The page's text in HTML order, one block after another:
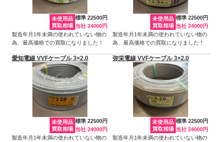
未使用品
買取相場
標準 22500円
当社 24000円
製造年月1年未満の使われていない物の
為、最高価格での買取になりました！
未使用品
買取相場
標準 22500円
当社 24000円
製造年月1年未満の使われていない物の
為、最高価格での買取になりました！
愛知電線 VVFケーブル 3×2.0
未使用品
買取相場
標準 22500円
当社 24000円
製造年月1年未満の使われていない物の
弥栄電線 VVFケーブル 3×2.0
未使用品
買取相場
標準 22500円
当社 24000円
製造年月1年未満の使われていない物の